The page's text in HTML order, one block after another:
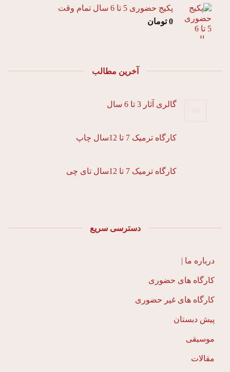
پکیج حضوری 5 تا 6 سال تمام وقت
0 تومان
آخرین مطالب
گالری آثار 3 تا 6 سال
کارگاه ترمیک 7 تا 12سال چاپ
کارگاه ترمیک 7 تا 12سال تای چی
دسترسی سریع
درباره ما |
کارگاه های حضوری
کارگاه های غیر حضوری
پیش دبستان
موسیقی
مقالات